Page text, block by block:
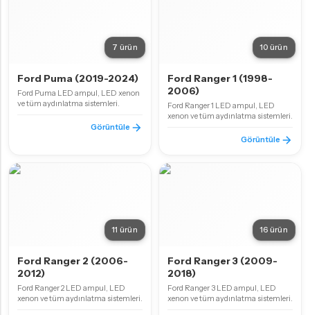
7 ürün
Ford Puma (2019-2024)
Ford Puma LED ampul, LED xenon
ve tüm aydınlatma sistemleri.
Görüntüle
10 ürün
Ford Ranger 1 (1998-
2006)
Ford Ranger 1 LED ampul, LED
xenon ve tüm aydınlatma sistemleri.
Görüntüle
11 ürün
Ford Ranger 2 (2006-
2012)
Ford Ranger 2 LED ampul, LED
xenon ve tüm aydınlatma sistemleri.
16 ürün
Ford Ranger 3 (2009-
2018)
Ford Ranger 3 LED ampul, LED
xenon ve tüm aydınlatma sistemleri.